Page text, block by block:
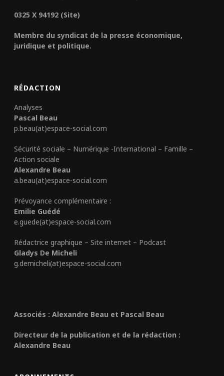
0325 X 94192 (Site)
Membre du syndicat de la presse économique,
juridique et politique.
RÉDACTION
Analyses
Pascal Beau
p.beau(at)espace-social.com
Sécurité sociale – Numérique -International – Famille –
Action sociale
Alexandre Beau
a.beau(at)espace-social.com
Prévoyance complémentaire :
Emilie Guédé
e.guede(at)espace-social.com
Rédactrice graphique – Site internet – Podcast
Gladys De Micheli
g.demicheli(at)espace-social.com
Associés : Alexandre Beau et Pascal Beau
Directeur de la publication et de la rédaction :
Alexandre Beau